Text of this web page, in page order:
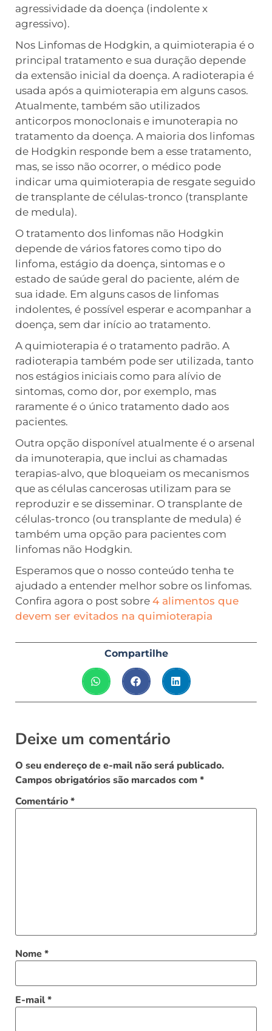
agressividade da doença (indolente x
agressivo).
Nos Linfomas de Hodgkin, a quimioterapia é o
principal tratamento e sua duração depende
da extensão inicial da doença. A radioterapia é
usada após a quimioterapia em alguns casos.
Atualmente, também são utilizados
anticorpos monoclonais e imunoterapia no
tratamento da doença. A maioria dos linfomas
de Hodgkin responde bem a esse tratamento,
mas, se isso não ocorrer, o médico pode
indicar uma quimioterapia de resgate seguido
de transplante de células-tronco (transplante
de medula).
O tratamento dos linfomas não Hodgkin
depende de vários fatores como tipo do
linfoma, estágio da doença, sintomas e o
estado de saúde geral do paciente, além de
sua idade. Em alguns casos de linfomas
indolentes, é possível esperar e acompanhar a
doença, sem dar início ao tratamento.
A quimioterapia é o tratamento padrão. A
radioterapia também pode ser utilizada, tanto
nos estágios iniciais como para alívio de
sintomas, como dor, por exemplo, mas
raramente é o único tratamento dado aos
pacientes.
Outra opção disponível atualmente é o arsenal
da imunoterapia, que inclui as chamadas
terapias-alvo, que bloqueiam os mecanismos
que as células cancerosas utilizam para se
reproduzir e se disseminar. O transplante de
células-tronco (ou transplante de medula) é
também uma opção para pacientes com
linfomas não Hodgkin.
Esperamos que o nosso conteúdo tenha te
ajudado a entender melhor sobre os linfomas.
Confira agora o post sobre 4 alimentos que
devem ser evitados na quimioterapia
Compartilhe
Deixe um comentário
O seu endereço de e-mail não será publicado.
Campos obrigatórios são marcados com*
Comentário*
Nome*
E-mail*